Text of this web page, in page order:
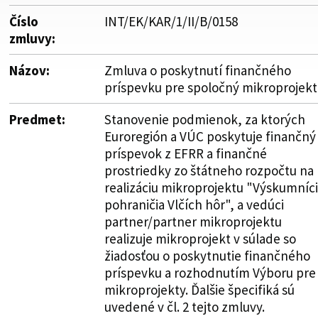
Číslo
zmluvy:
INT/EK/KAR/1/II/B/0158
Názov:
Zmluva o poskytnutí finančného
príspevku pre spoločný mikroprojekt
Predmet:
Stanovenie podmienok, za ktorých
Euroregión a VÚC poskytuje finančný
príspevok z EFRR a finančné
prostriedky zo štátneho rozpočtu na
realizáciu mikroprojektu "Výskumníci
pohraničia Vlčích hôr", a vedúci
partner/partner mikroprojektu
realizuje mikroprojekt v súlade so
žiadosťou o poskytnutie finančného
príspevku a rozhodnutím Výboru pre
mikroprojekty. Ďalšie špecifiká sú
uvedené v čl. 2 tejto zmluvy.